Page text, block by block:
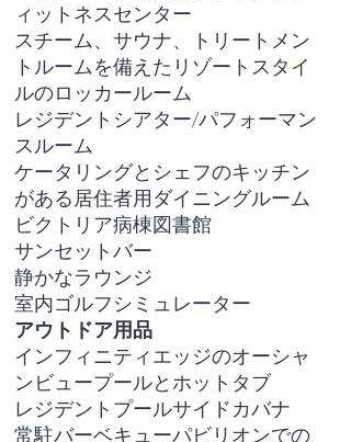
ィットネスセンター
スチーム、サウナ、トリートメン
トルームを備えたリゾートスタイ
ルのロッカールーム
レジデントシアター/パフォーマン
スルーム
ケータリングとシェフのキッチン
がある居住者用ダイニングルーム
ビクトリア病棟図書館
サンセットバー
静かなラウンジ
室内ゴルフシミュレーター
アウトドア用品
インフィニティエッジのオーシャ
ンビュープールとホットタブ
レジデントプールサイドカバナ
常駐バーベキューパビリオンでの